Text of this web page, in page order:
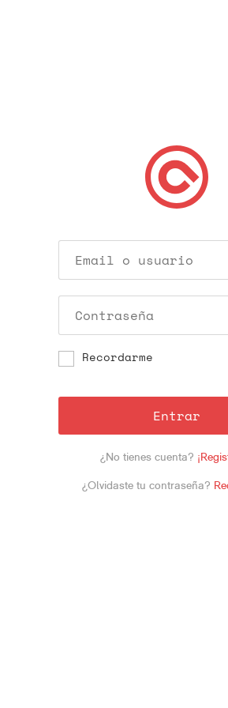
Recordarme
Entrar
¿No tienes cuenta?
¿Olvidaste tu contraseña?